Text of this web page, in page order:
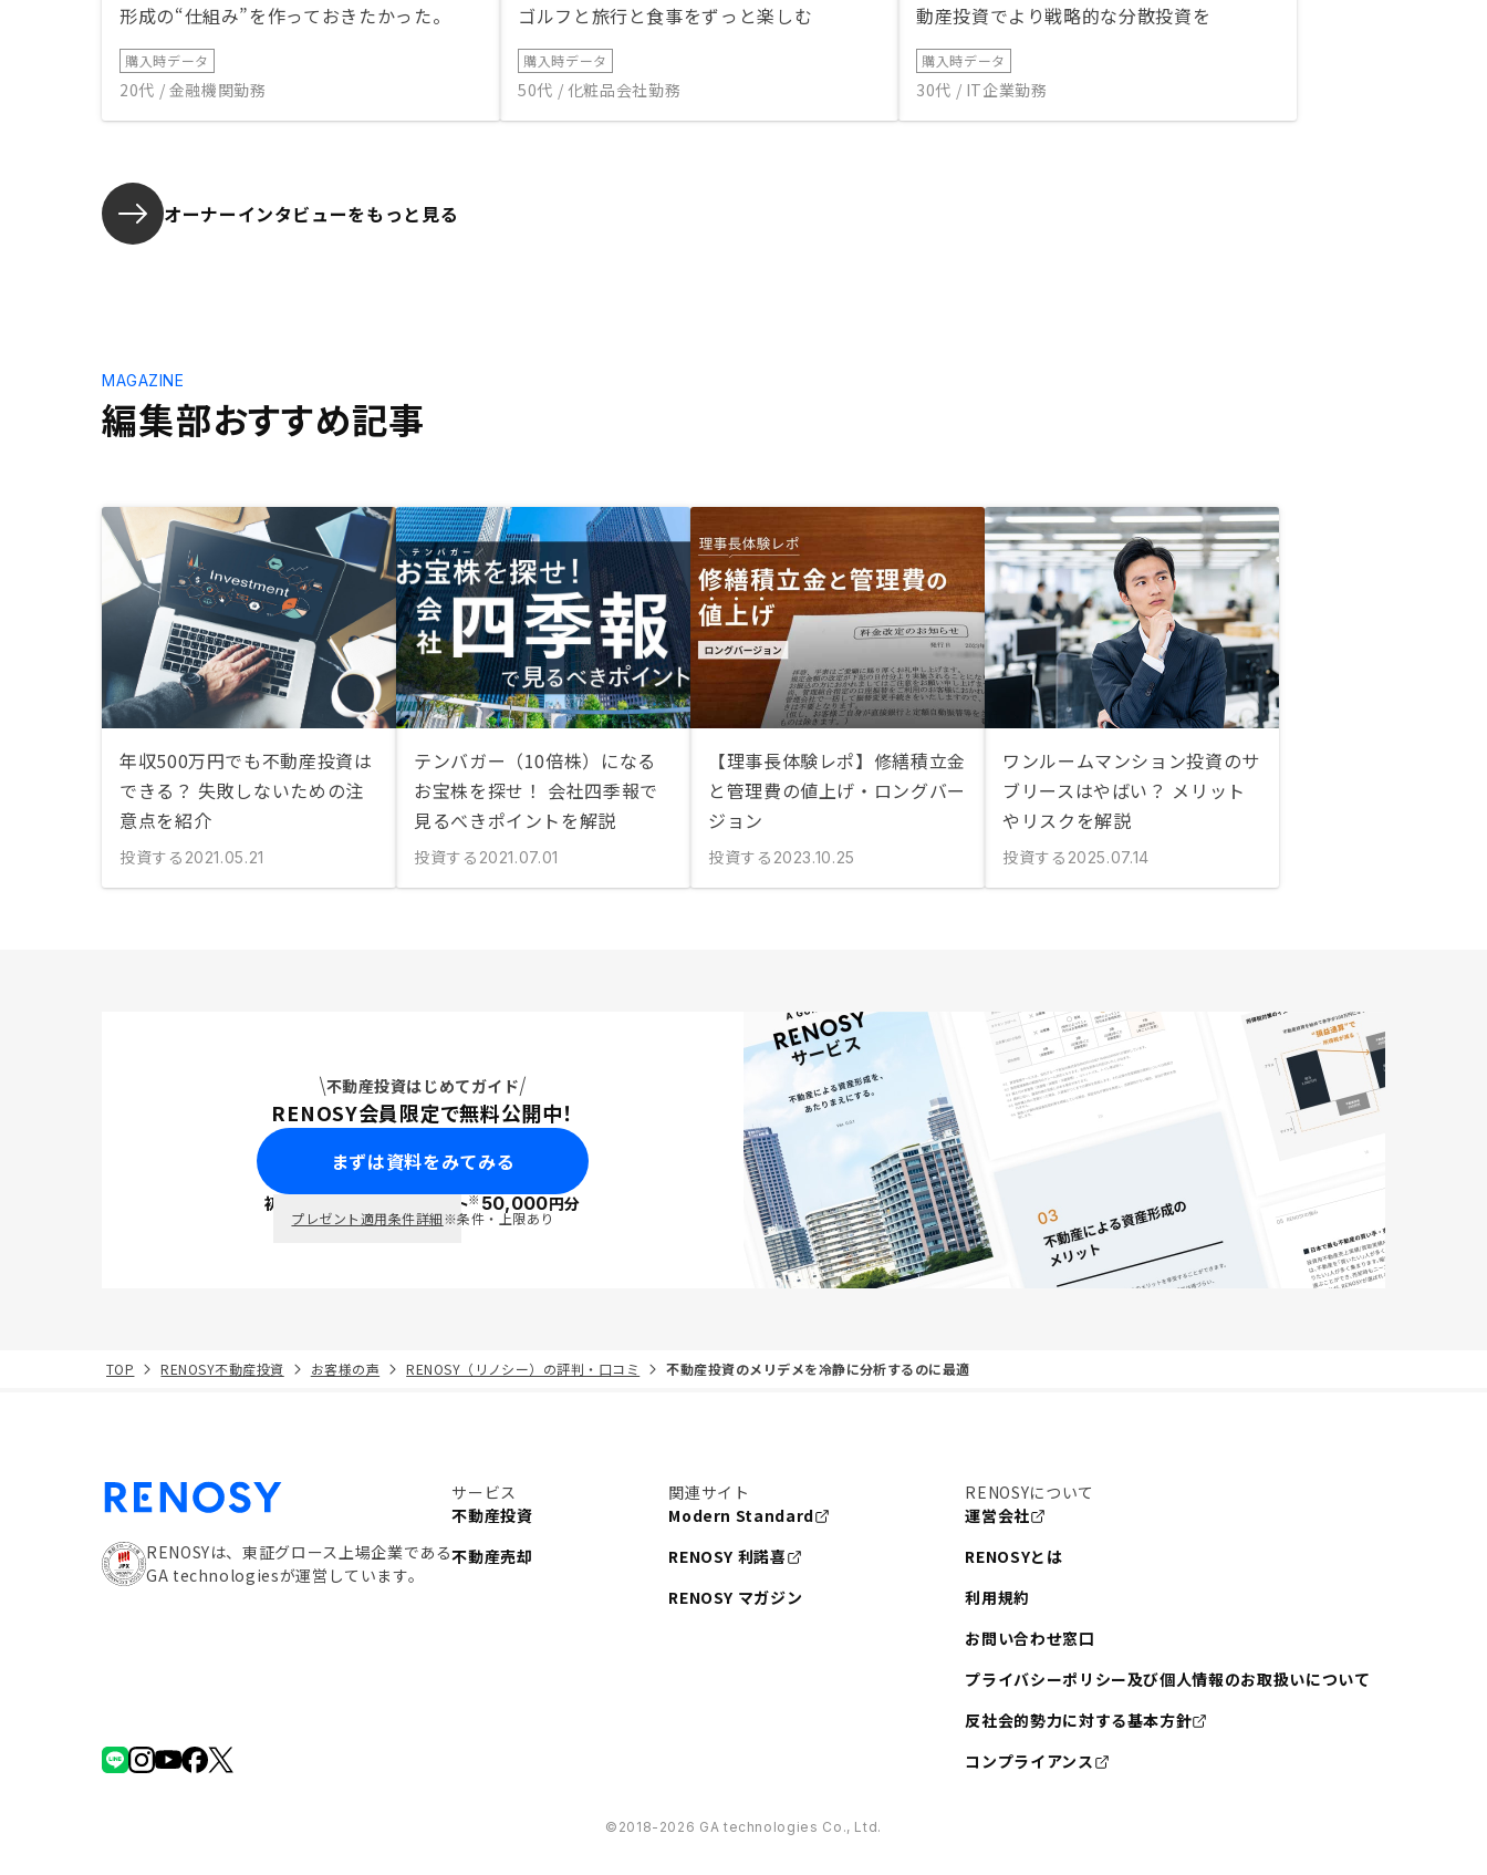
形成の“仕組み”を作っておきたかった。
購入時データ
20代 / 金融機関勤務
ゴルフと旅行と食事をずっと楽しむ
購入時データ
50代 / 化粧品会社勤務
動産投資でより戦略的な分散投資を
購入時データ
30代 / IT企業勤務
オーナーインタビューをもっと見る
編集部おすすめ記事
MAGAZINE
年収500万円でも不動産投資は
できる？ 失敗しないための注
意点を紹介
投資する 2021.05.21
テンバガー（10倍株）になる
お宝株を探せ！ 会社四季報で
見るべきポイントを解説
投資する 2021.07.01
【理事長体験レポ】修繕積立金
と管理費の値上げ・ロングバー
ジョン
投資する 2023.10.25
ワンルームマンション投資のサ
ブリースはやばい？ メリット
やリスクを解説
投資する 2025.07.14
不動産投資はじめてガイド
RENOSY会員限定で無料公開中！
まずは資料をみてみる
初回面談で ポイント※50,000円分
プレゼント適用条件詳細※条件・上限あり
TOP RENOSY不動産投資 お客様の声 RENOSY（リノシー）の評判・口コミ 不動産投資のメリデメを冷静に分析するのに最適
RENOSYは、東証グロース上場企業である
GA technologiesが運営しています。
サービス
不動産投資
不動産売却
関連サイト
Modern Standard
RENOSY 利諾喜
RENOSY マガジン
RENOSYについて
運営会社
RENOSYとは
利用規約
お問い合わせ窓口
プライバシーポリシー及び個人情報のお取扱いについて
反社会的勢力に対する基本方針
コンプライアンス
©︎2018-2026 GA technologies Co., Ltd.